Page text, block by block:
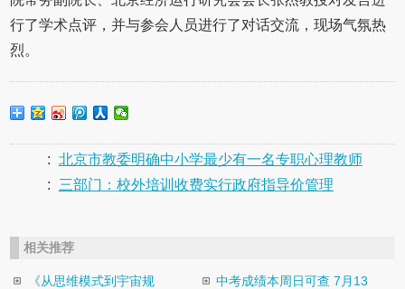
行了学术点评，并与参会人员进行了对话交流，现场气氛热
烈。
: 北京市教委明确中小学最少有一名专职心理教师
:
三部门：校外培训收费实行政府指导价管理
相关推荐
《从思维模式到宇宙规
中考成绩本周日可查 7月13